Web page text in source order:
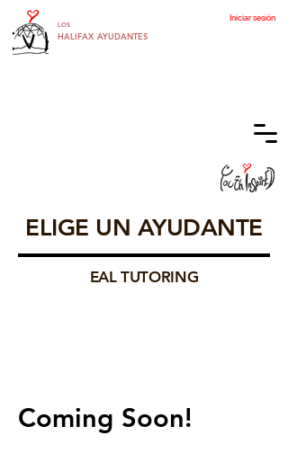
LOS
HALIFAX AYUDANTES
Iniciar sesión
ELIGE UN AYUDANTE
EAL TUTORING
Coming Soon!